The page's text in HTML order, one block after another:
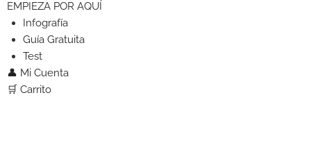
EMPIEZA POR AQUÍ
Infografía
Guía Gratuita
Test
👤 Mi Cuenta
🛒 Carrito